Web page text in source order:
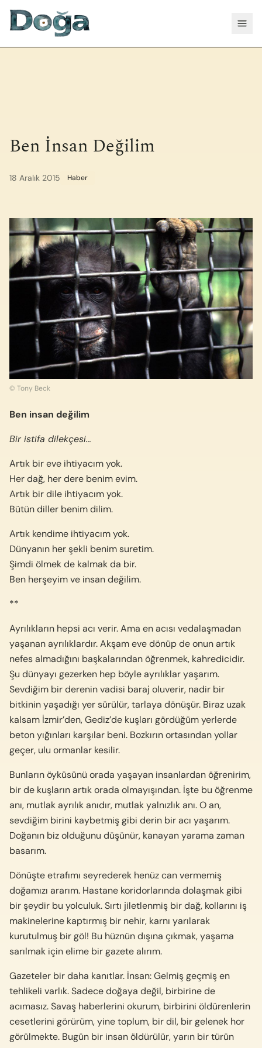
Ben İnsan Değilim
18 Aralık 2015 Haber
© Tony Beck
Ben insan değilim
Bir istifa dilekçesi…
Artık bir eve ihtiyacım yok.
Her dağ, her dere benim evim.
Artık bir dile ihtiyacım yok.
Bütün diller benim dilim.
Artık kendime ihtiyacım yok.
Dünyanın her şekli benim suretim.
Şimdi ölmek de kalmak da bir.
Ben herşeyim ve insan değilim.
**
Ayrılıkların hepsi acı verir. Ama en acısı vedalaşmadan
yaşanan ayrılıklardır. Akşam eve dönüp de onun artık
nefes almadığını başkalarından öğrenmek, kahredicidir.
Şu dünyayı gezerken hep böyle ayrılıklar yaşarım.
Sevdiğim bir derenin vadisi baraj oluverir, nadir bir
bitkinin yaşadığı yer sürülür, tarlaya dönüşür. Biraz uzak
kalsam İzmir’den, Gediz’de kuşları gördüğüm yerlerde
beton yığınları karşılar beni. Bozkırın ortasından yollar
geçer, ulu ormanlar kesilir.
Bunların öyküsünü orada yaşayan insanlardan öğrenirim,
bir de kuşların artık orada olmayışından. İşte bu öğrenme
anı, mutlak ayrılık anıdır, mutlak yalnızlık anı. O an,
sevdiğim birini kaybetmiş gibi derin bir acı yaşarım.
Doğanın biz olduğunu düşünür, kanayan yarama zaman
basarım.
Dönüşte etrafımı seyrederek henüz can vermemiş
doğamızı ararım. Hastane koridorlarında dolaşmak gibi
bir şeydir bu yolculuk. Sırtı jiletlenmiş bir dağ, kollarını iş
makinelerine kaptırmış bir nehir, karnı yarılarak
kurutulmuş bir göl! Bu hüznün dışına çıkmak, yaşama
sarılmak için elime bir gazete alırım.
Gazeteler bir daha kanıtlar. İnsan: Gelmiş geçmiş en
tehlikeli varlık. Sadece doğaya değil, birbirine de
acımasız. Savaş haberlerini okurum, birbirini öldürenlerin
cesetlerini görürüm, yine toplum, bir dil, bir gelenek hor
görülmekte. Bugün bir insan öldürülür, yarın bir türün